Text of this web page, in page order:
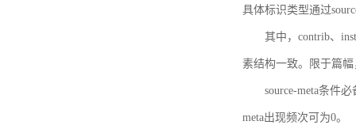
具体标识类型通过
其中，contrib、
素结构一致。限于篇
source-meta条件
meta出现频次可为0。